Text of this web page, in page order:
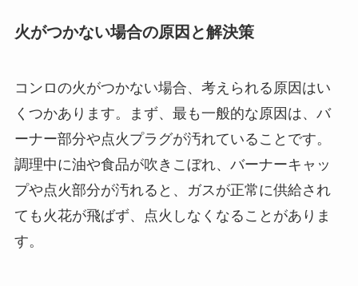
火がつかない場合の原因と解決策
コンロの火がつかない場合、考えられる原因はい
くつかあります。まず、最も一般的な原因は、バ
ーナー部分や点火プラグが汚れていることです。
調理中に油や食品が吹きこぼれ、バーナーキャッ
プや点火部分が汚れると、ガスが正常に供給され
ても火花が飛ばず、点火しなくなることがありま
す。